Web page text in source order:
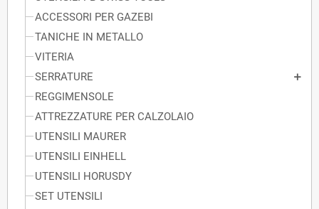
ACCESSORI PER GAZEBI
TANICHE IN METALLO
VITERIA
SERRATURE
REGGIMENSOLE
ATTREZZATURE PER CALZOLAIO
UTENSILI MAURER
UTENSILI EINHELL
UTENSILI HORUSDY
SET UTENSILI